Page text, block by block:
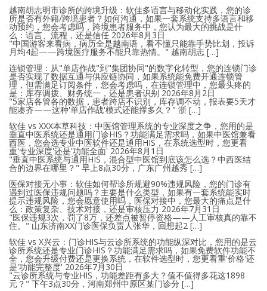
越南胡志明市诊所的跨境升级：软佳多语言与移动化实践，您的诊
所是否有外籍/跨境患者？如何沟通，如果一套系统支持多语言和移
动预约，您会考虑吗，跨境患者服务中，您认为最大的挑战是什
么：语言、流程，还是信任 2026年8月3日
"中国游客来看病，病历全是越南语，看不懂只能靠手势比划，投诉
月均4起——跨境医疗服务不能只靠热情。" 越南胡志 […]
连锁管理：从"单店作战"到"集团协同"的数字化转型，您的连锁门诊
是否实现了数据互通与供应链协同，如果系统能免费开通连锁管
理，但需满足订阅条件，您会考虑吗，在连锁管理中，您最头疼的
是：库存调拨、财务统一，还是患者识别 2026年8月2日
"5家店各管各的数据，患者跨店不识别，库存调不动，报表要5天才
能凑齐——这种'单店作战'模式还能撑多久？" 浙 […]
软佳 vs XXX本草科技：中医馆管理系统的专业深度之争，您用的是
垂直中医系统还是通用门诊HIS？功能满足需求吗，如果中医馆兼看
西医，您会选专业中医软件还是通用HIS，在系统选型时，您更看
重'专业深度'还是'功能全面' 2026年8月1日
"垂直中医系统与通用HIS，混合型中医馆到底该怎么选？中西医结
合的边界在哪里？" 早上8点30分，广东广州越秀 […]
医保对接无小事：软佳如何帮诊所规避90%违规风险，您的门诊有
遇到过医保违规问题吗？主要是什么类型，如果有一套系统能实时
提示违规风险，您会愿意使用吗，医保对接中，您最大的痛点是什
么：政策复杂、技术对接，还是审核压力 2026年7月31日
"医保违规3次，罚了8万，还差点被暂停资格——人工审核真的靠不
住。" 山东济南XX门诊医保负责人张华，回想起2 […]
软佳 vs X兴云：门诊HIS与云诊所系统的功能纵深对比，您用的是云
诊所系统还是专业门诊HIS？功能满足需求吗，如果免费软件功能不
全，您会升级付费还是更换系统，在软件选型时，您更看重'价格'还
是'功能完整度' 2026年7月30日
"云诊所系统与专业HIS，功能差距有多大？值不值得多花这1898
元？" 下午3点30分，河南郑州中原区某门诊分 […]